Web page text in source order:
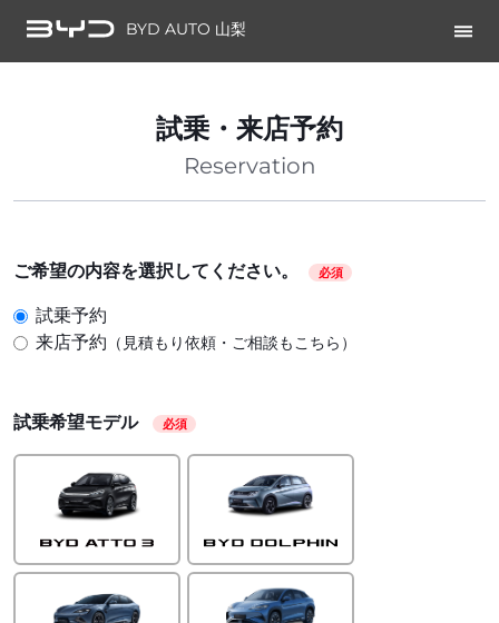
BYD AUTO 山梨
試乗・来店予約
Reservation
ご希望の内容を選択してください。 必須
試乗予約
来店予約 （見積もり依頼・ご相談もこちら）
試乗希望モデル 必須